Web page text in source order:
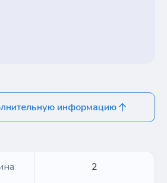
информацию
2